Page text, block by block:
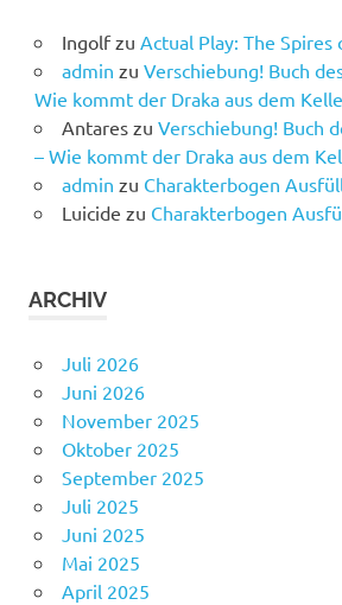
Ingolfzu Actual Play: The Spires
admin zu Verschiebung! Buch
Wie kommt der Draka aus dem
Antareszu Verschiebung! Buch
– Wie kommt der Draka aus dem
admin zu Charakterbogen
Luicide zu Charakterbogen
ARCHIV
Juli 2026
Juni 2026
November 2025
Oktober 2025
September 2025
Juli 2025
Juni 2025
Mai 2025
April 2025